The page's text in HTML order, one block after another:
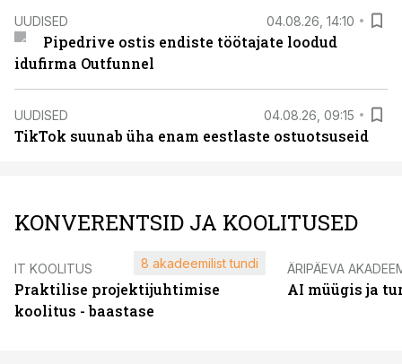
UUDISED 04.08.26, 14:10
Pipedrive ostis endiste töötajate loodud
idufirma Outfunnel
UUDISED 04.08.26, 09:15
TikTok suunab üha enam eestlaste ostuotsuseid
KONVERENTSID JA KOOLITUSED
IT KOOLITUS
Praktilise projektijuhtimise
koolitus - baastase
8 akadeemilist tundi ÄRIPÄEVA
AI müügis ja